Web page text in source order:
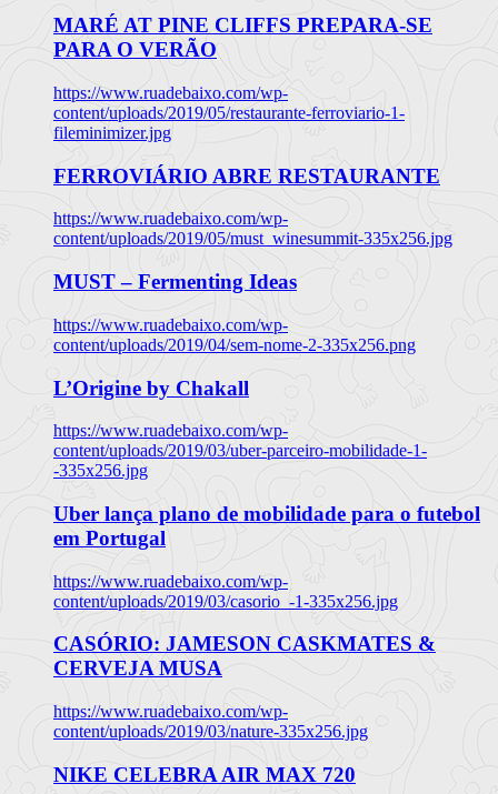
MARÉ AT PINE CLIFFS PREPARA-SE
PARA O VERÃO
https://www.ruadebaixo.com/wp-
content/uploads/2019/05/restaurante-ferroviario-1-
fileminimizer.jpg
FERROVIÁRIO ABRE RESTAURANTE
https://www.ruadebaixo.com/wp-
content/uploads/2019/05/must_winesummit-335x256.jpg
MUST – Fermenting Ideas
https://www.ruadebaixo.com/wp-
content/uploads/2019/04/sem-nome-2-335x256.png
L’Origine by Chakall
https://www.ruadebaixo.com/wp-
content/uploads/2019/03/uber-parceiro-mobilidade-1-
-335x256.jpg
Uber lança plano de mobilidade para o futebol
em Portugal
https://www.ruadebaixo.com/wp-
content/uploads/2019/03/casorio_-1-335x256.jpg
CASÓRIO: JAMESON CASKMATES &
CERVEJA MUSA
https://www.ruadebaixo.com/wp-
content/uploads/2019/03/nature-335x256.jpg
NIKE CELEBRA AIR MAX 720